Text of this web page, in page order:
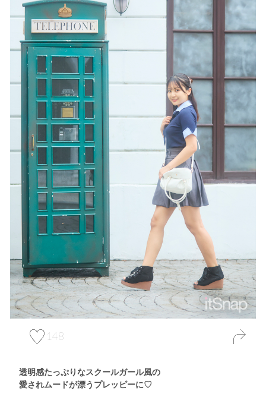
148
透明感たっぷりなスクールガール風の
愛されムードが漂うプレッピーに♡